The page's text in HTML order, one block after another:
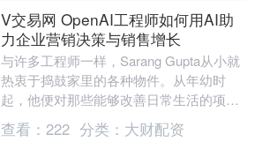
V交易网 OpenAI工程师如何用AI助
力企业营销决策与销售增长
与许多工程师一样，Sarang Gupta从小就
热衷于捣鼓家里的各种物件。从年幼时
起，他便对那些能够改善日常生活的项目
情有独钟。 家里的微波炉插头坏了，
Gupt....
查看： 222 分类： 大财配资